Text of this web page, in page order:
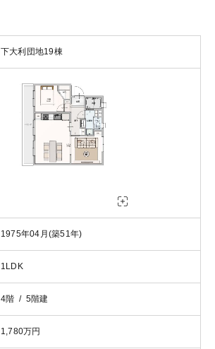
下大利団地19棟
1975年04月(築51年)
1LDK
4階 / 5階建
1,780万円